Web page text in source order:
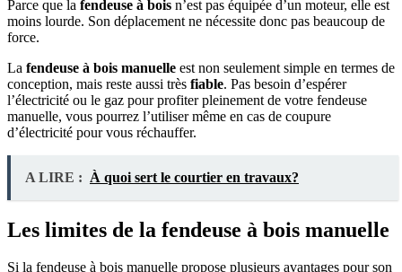
Parce que la fendeuse à bois n’est pas équipée d’un moteur, elle est
moins lourde. Son déplacement ne nécessite donc pas beaucoup de
force.
La fendeuse à bois manuelle est non seulement simple en termes de
conception, mais reste aussi très fiable. Pas besoin d’espérer
l’électricité ou le gaz pour profiter pleinement de votre fendeuse
manuelle, vous pourrez l’utiliser même en cas de coupure
d’électricité pour vous réchauffer.
A LIRE : À quoi sert le courtier en travaux?
Les limites de la fendeuse à bois manuelle
Si la fendeuse à bois manuelle propose plusieurs avantages pour son